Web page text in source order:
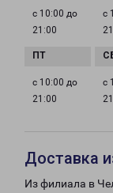
с 10:00 до
21:00
с
с 10:00 до
21:00
с
Доставка
Из филиала в